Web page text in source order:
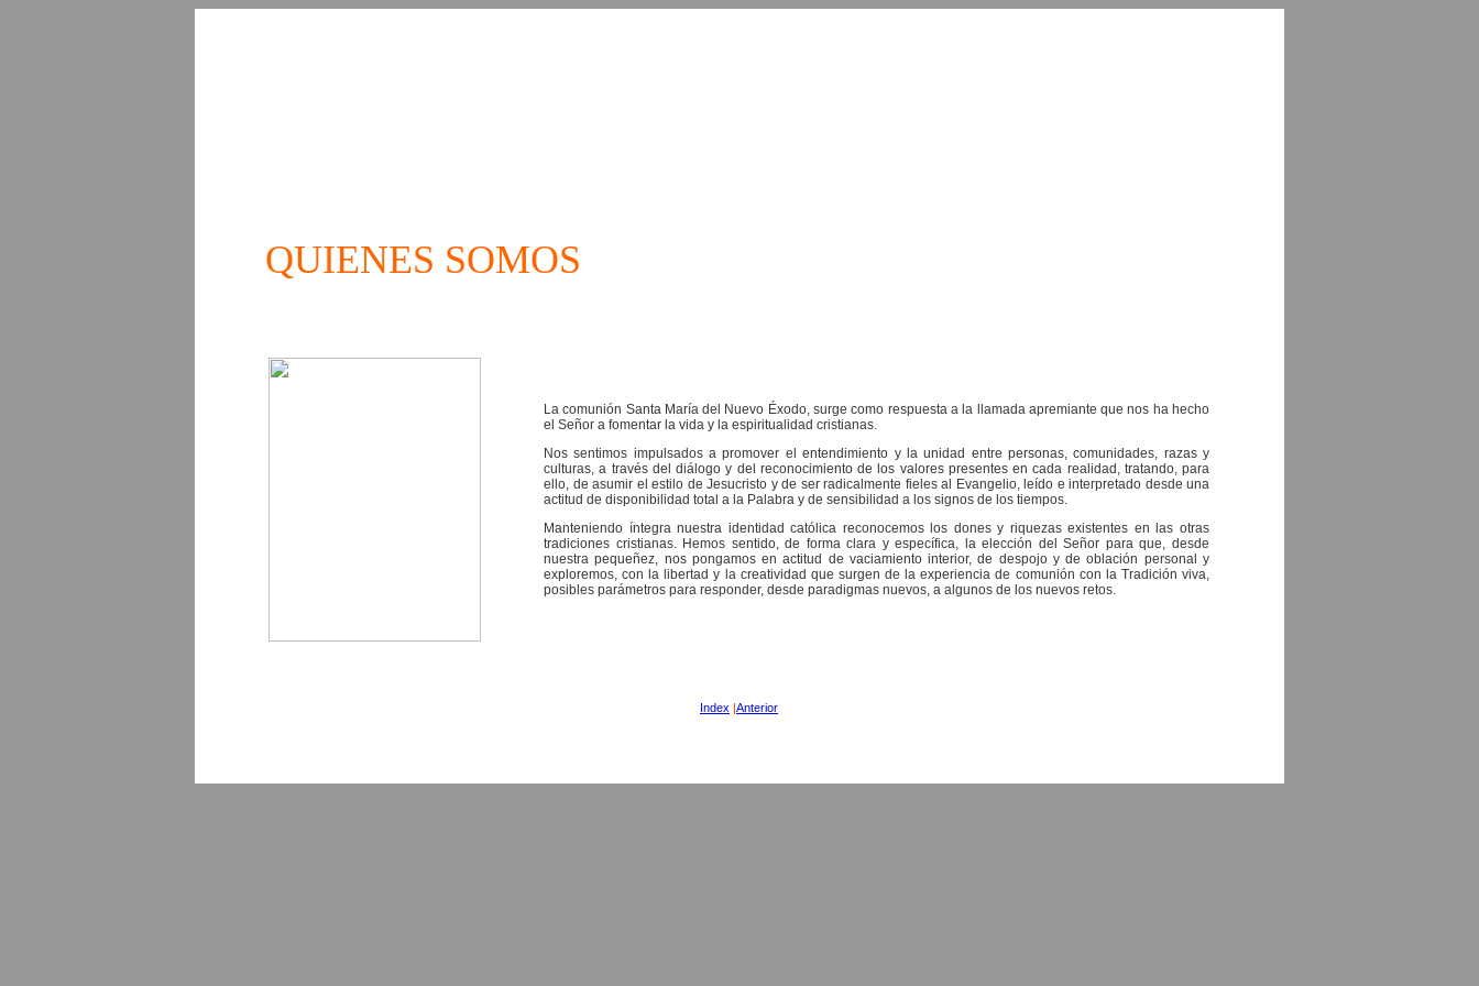
QUIENES SOMOS
La comunión Santa María del Nuevo Éxodo, surge como respuesta a la llamada apremiante que nos ha hecho
el Señor a fomentar la vida y la espiritualidad cristianas.
Nos sentimos impulsados a promover el entendimiento y la unidad entre personas, comunidades, razas y
culturas, a través del diálogo y del reconocimiento de los valores presentes en cada realidad, tratando, para
ello, de asumir el estilo de Jesucristo y de ser radicalmente fieles al Evangelio, leído e interpretado desde una
actitud de disponibilidad total a la Palabra y de sensibilidad a los signos de los tiempos.
Manteniendo íntegra nuestra identidad católica reconocemos los dones y riquezas existentes en las otras
tradiciones cristianas. Hemos sentido, de forma clara y específica, la elección del Señor para que, desde
nuestra pequeñez, nos pongamos en actitud de vaciamiento interior, de despojo y de oblación personal y
exploremos, con la libertad y la creatividad que surgen de la experiencia de comunión con la Tradición viva,
posibles parámetros para responder, desde paradigmas nuevos, a algunos de los nuevos retos.
Index |Anterior